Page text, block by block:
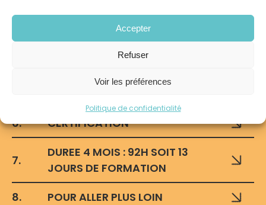
Accepter
Refuser
Voir les préférences
Politique de confidentialité
MODULE 3 – LA
COMMUNICATION
6.
CERTIFICATION
7.
DUREE 4 MOIS : 92H SOIT 13
JOURS DE FORMATION
8.
POUR ALLER PLUS LOIN